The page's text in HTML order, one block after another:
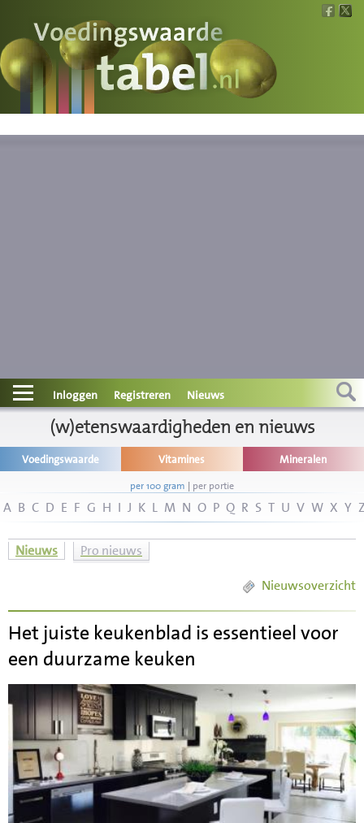
Voedingswaarde
Wat is wat?
Contact
Informatie
Disclaimer
Inloggen Registreren Nieuws
(w)etenswaardigheden en nieuws
Voedingswaarde Vitamines Mineralen
per 100 gram | per portie
A B C D E F G H I J K L M N O P Q R S T U V W X Y
Nieuws Pro nieuws
Nieuwsoverzicht
Het juiste keukenblad is essentieel voor
een duurzame keuken